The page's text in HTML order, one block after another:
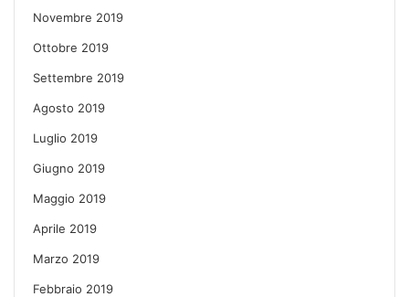
Novembre 2019
Ottobre 2019
Settembre 2019
Agosto 2019
Luglio 2019
Giugno 2019
Maggio 2019
Aprile 2019
Marzo 2019
Febbraio 2019